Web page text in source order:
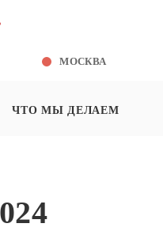
МОСКВА
ЧТО МЫ ДЕЛАЕМ